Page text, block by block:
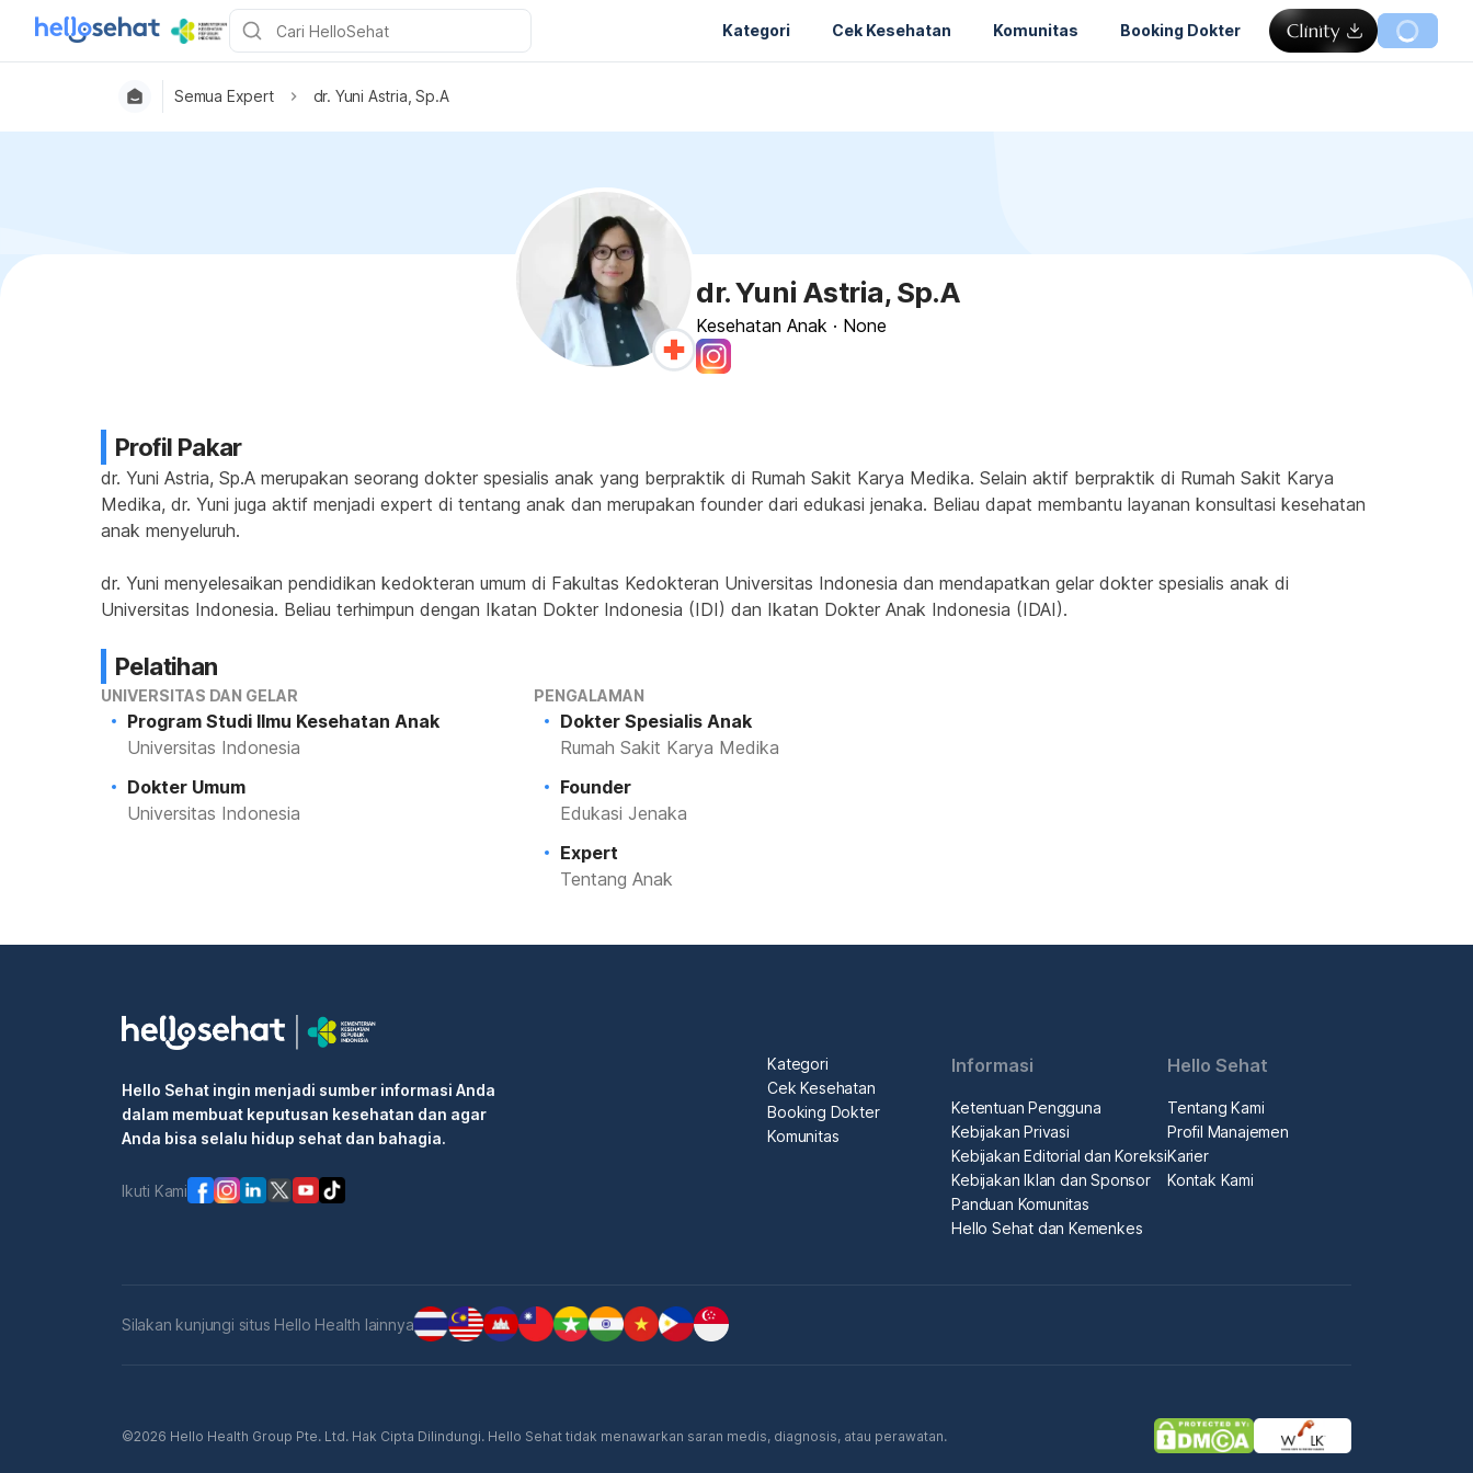
Kategori Cek Kesehatan Komunitas Booking Dokter
Semua Expert dr. Yuni Astria, Sp.A
dr. Yuni Astria, Sp.A
Kesehatan Anak · None
Profil Pakar
dr. Yuni Astria, Sp.A merupakan seorang dokter spesialis anak yang berpraktik di Rumah Sakit Karya Medika. Selain aktif berpraktik di Rumah Sakit Karya
Medika, dr. Yuni juga aktif menjadi expert di tentang anak dan merupakan founder dari edukasi jenaka. Beliau dapat membantu layanan konsultasi kesehatan
anak menyeluruh.
dr. Yuni menyelesaikan pendidikan kedokteran umum di Fakultas Kedokteran Universitas Indonesia dan mendapatkan gelar dokter spesialis anak di
Universitas Indonesia. Beliau terhimpun dengan Ikatan Dokter Indonesia (IDI) dan Ikatan Dokter Anak Indonesia (IDAI).
Pelatihan
UNIVERSITAS DAN GELAR
Program Studi Ilmu Kesehatan Anak
Universitas Indonesia
Dokter Umum
Universitas Indonesia
PENGALAMAN
Dokter Spesialis Anak
Rumah Sakit Karya Medika
Founder
Edukasi Jenaka
Expert
Tentang Anak
Hello Sehat ingin menjadi sumber informasi Anda
dalam membuat keputusan kesehatan dan agar
Anda bisa selalu hidup sehat dan bahagia.
Ikuti Kami
Kategori
Cek Kesehatan
Booking Dokter
Komunitas
Informasi
Ketentuan Pengguna
Kebijakan Privasi
Kebijakan Editorial dan Koreksi
Kebijakan Iklan dan Sponsor
Panduan Komunitas
Hello Sehat dan Kemenkes
Hello Sehat
Tentang Kami
Profil Manajemen
Karier
Kontak Kami
Silakan kunjungi situs Hello Health lainnya
©2026 Hello Health Group Pte. Ltd. Hak Cipta Dilindungi. Hello Sehat tidak menawarkan saran medis, diagnosis, atau perawatan.